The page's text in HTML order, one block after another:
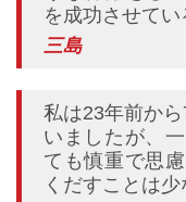
を成功させてい
三島
私は23年前か
いましたが、
ても慎重で思
くだすことは少